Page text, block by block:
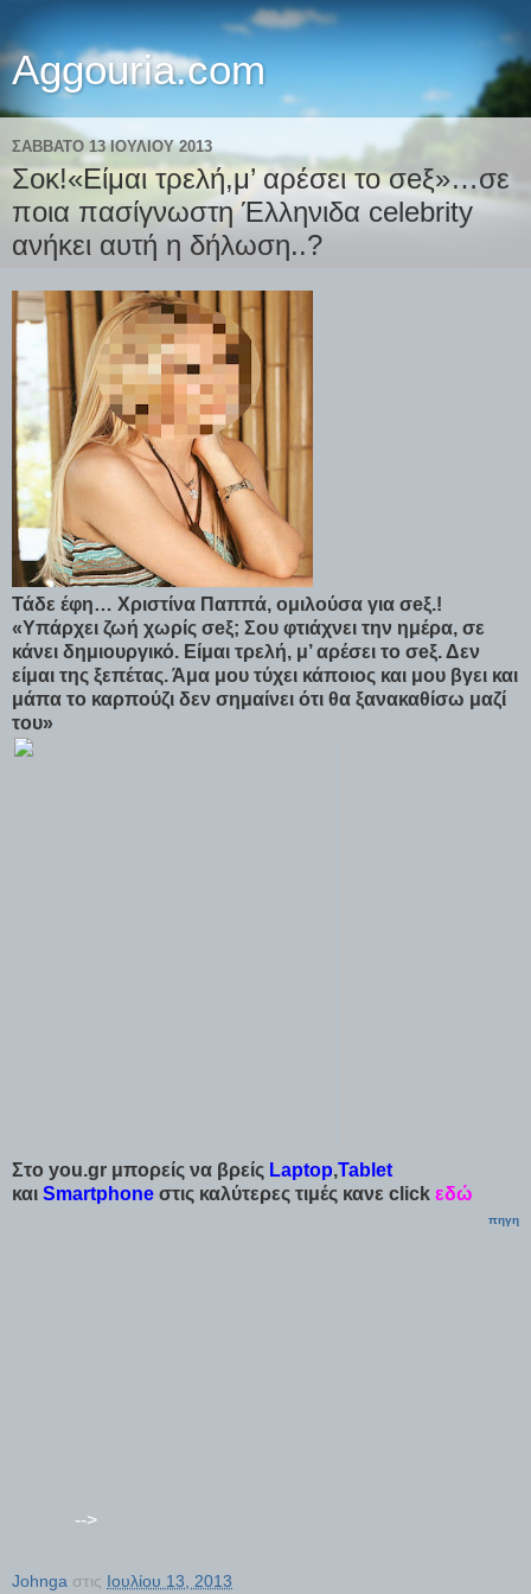
Aggouria.com
ΣΆΒΒΑΤΟ 13 ΙΟΥΛΊΟΥ 2013
Σοκ!«Είμαι τρελή,μ’ αρέσει το σeξ»…σε
ποια πασίγνωστη Έλληνιδα celebrity
ανήκει αυτή η δήλωση..?
Τάδε έφη… Χριστίνα Παππά, ομιλούσα για σeξ.!
«Υπάρχει ζωή χωρίς σeξ; Σου φτιάχνει την ημέρα, σε
κάνει δημιουργικό. Είμαι τρελή, μ’ αρέσει το σeξ. Δεν
είμαι της ξεπέτας. Άμα μου τύχει κάποιος και μου βγει και
μάπα το καρπούζι δεν σημαίνει ότι θα ξανακαθίσω μαζί
του»
Στο you.gr μπορείς να βρείς Laptop,Tablet
και Smartphone στις καλύτερες τιμές κανε click εδώ
πηγη
-->
Johnga στις Ιουλίου 13, 2013